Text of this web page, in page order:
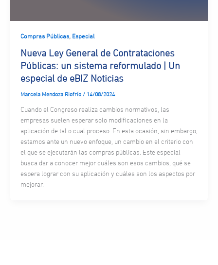
Compras Públicas, Especial
Nueva Ley General de Contrataciones
Públicas: un sistema reformulado | Un
especial de eBIZ Noticias
Marcela Mendoza Riofrío / 14/08/2024
Cuando el Congreso realiza cambios normativos, las
empresas suelen esperar solo modificaciones en la
aplicación de tal o cual proceso. En esta ocasión, sin embargo,
estamos ante un nuevo enfoque, un cambio en el criterio con
el que se ejecutarán las compras públicas. Este especial
busca dar a conocer mejor cuáles son esos cambios, qué se
espera lograr con su aplicación y cuáles son los aspectos por
mejorar.